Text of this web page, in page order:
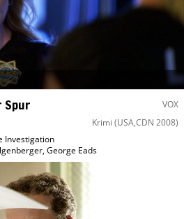
Spur VOX
Krimi (USA,CDN 2008)
Investigation
,George Eads